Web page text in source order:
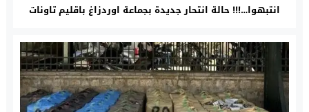
انتبهوا…!!! حالة انتحار جديدة بجماعة اوردزاغ باقليم تاونات